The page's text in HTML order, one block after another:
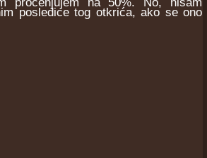
posledice tog otkrića, ako se ono